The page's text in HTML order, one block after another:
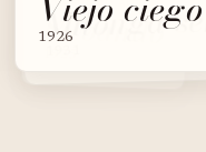
1926
Milonga
Silbando